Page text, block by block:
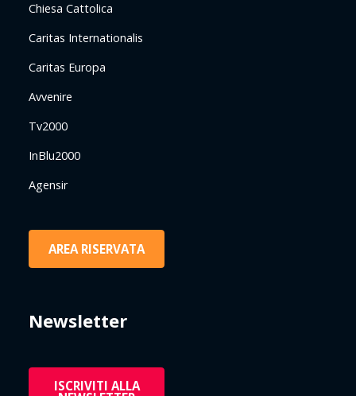
Chiesa Cattolica
Caritas Internationalis
Caritas Europa
Avvenire
Tv2000
InBlu2000
Agensir
AREA RISERVATA
Newsletter
ISCRIVITI ALLA